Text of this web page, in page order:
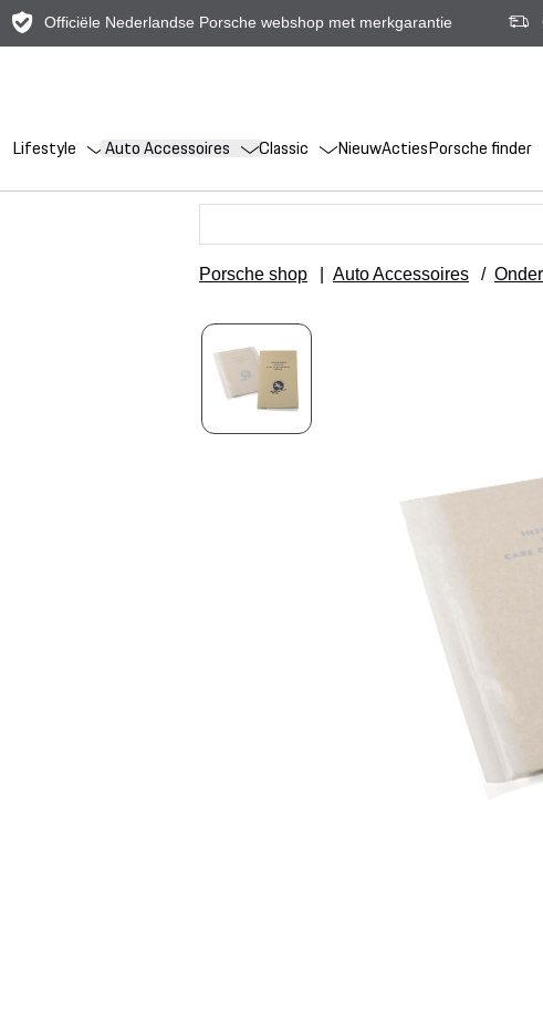
Officiële Nederlandse Porsche webshop met merkgarantie
Lifestyle Auto Accessoires Classic NieuwActiesPorsche finder
Porsche shop Auto Accessoires /